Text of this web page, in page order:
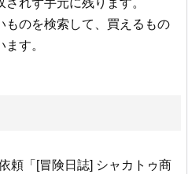
れず手元に残ります。
ものを検索して、買えるもの
す。
頼「[冒険日誌] シャカトゥ商